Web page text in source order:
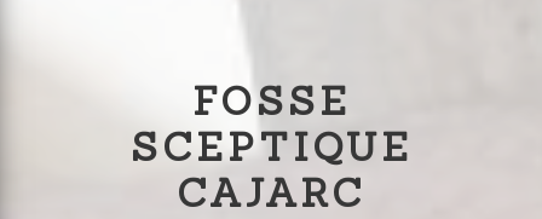
FOSSE
SCEPTIQUE
CAJARC